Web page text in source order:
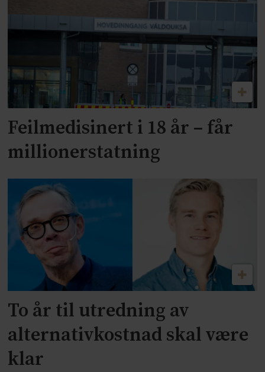
Feilmedisinert i 18 år – får
millionerstatning
To år til utredning av
alternativkostnad skal være
klar